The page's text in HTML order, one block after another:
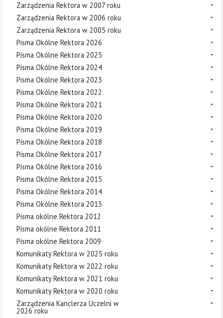
Zarządzenia Rektora w 2007 roku
Zarządzenia Rektora w 2006 roku
Zarządzenia Rektora w 2005 roku
Pisma Okólne Rektora 2026
Pisma Okólne Rektora 2025
Pisma Okólne Rektora 2024
Pisma Okólne Rektora 2023
Pisma Okólne Rektora 2022
Pisma Okólne Rektora 2021
Pisma Okólne Rektora 2020
Pisma Okólne Rektora 2019
Pisma Okólne Rektora 2018
Pisma Okólne Rektora 2017
Pisma Okólne Rektora 2016
Pisma Okólne Rektora 2015
Pisma Okólne Rektora 2014
Pisma Okólne Rektora 2013
Pisma okólne Rektora 2012
Pisma okólne Rektora 2011
Pisma okólne Rektora 2009
Komunikaty Rektora w 2025 roku
Komunikaty Rektora w 2022 roku
Komunikaty Rektora w 2021 roku
Komunikaty Rektora w 2020 roku
Zarządzenia Kanclerza Uczelni w
2026 roku